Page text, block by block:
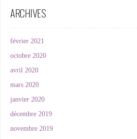
ARCHIVES
février 2021
octobre 2020
avril 2020
mars 2020
janvier 2020
décembre 2019
novembre 2019